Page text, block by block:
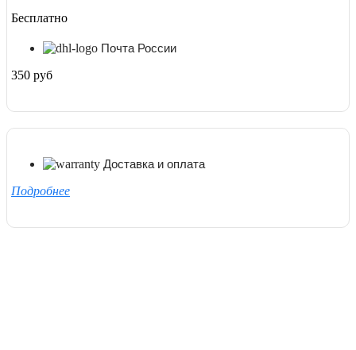
Бесплатно
Почта России
350 руб
Доставка и оплата
Подробнее